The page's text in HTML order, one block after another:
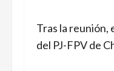
Tras la reunión,
del PJ-FPV de